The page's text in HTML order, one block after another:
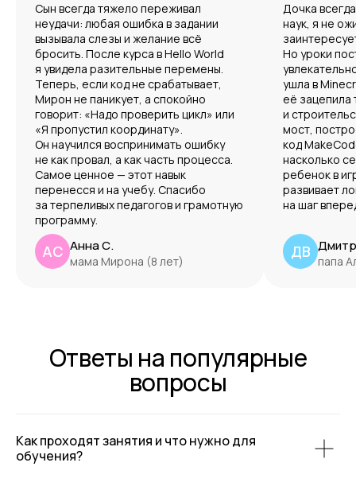
Сын всегда тяжело переживал
неудачи: любая ошибка в задании
вызывала слезы и желание всё
бросить. После курса в Hello World
я увидела разительные перемены.
Теперь, если код не срабатывает,
Мирон не паникует, а спокойно
говорит: «Надо проверить цикл» или
«Я пропустил координату».
Он научился воспринимать ошибку
не как провал, а как часть процесса.
Самое ценное — этот навык
перенесся и на учебу. Спасибо
за терпеливых педагогов и грамотную
программу.
АС Анна С.
мама Мирона (8 лет)
Дочка
наук, я не
Но уроки
ушла в
её зацепила
и
мост,
код
насколько
ребенок в
развивает
на шаг
ДВ
папа
Ответы на популярные
вопросы
Как проходят занятия и что нужно для
обучения?